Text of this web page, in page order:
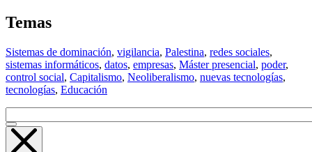
Temas
Sistemas de dominación, vigilancia, Palestina, redes sociales,
sistemas informáticos, datos, empresas, Máster presencial, poder,
control social, Capitalismo, Neoliberalismo, nuevas tecnologías,
tecnologías, Educación